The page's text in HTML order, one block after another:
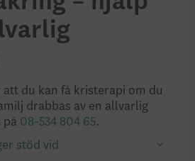
att du kan få kristerapi om du
drabbas av en allvarlig
på 08-534 804 65.
stöd vid